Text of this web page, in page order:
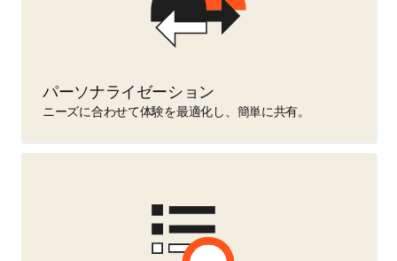
パーソナライゼーション
ニーズに合わせて体験を最適化し、簡単に共有。